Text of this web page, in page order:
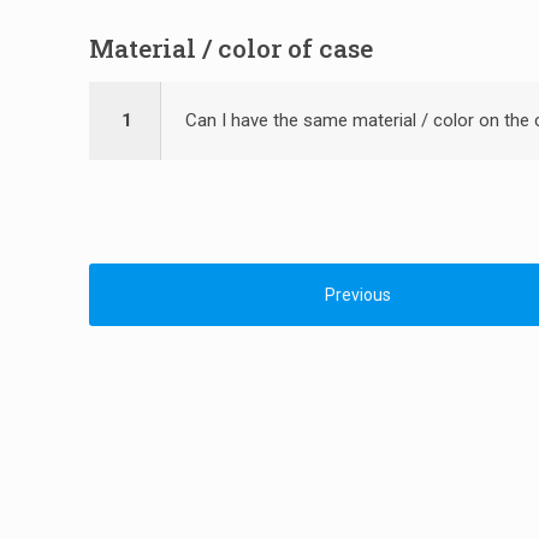
Material / color of case
1 Can I have the same material / color on the
Previous